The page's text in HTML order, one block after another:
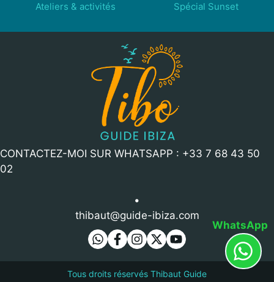
WhatsApp
Ateliers & activités
Spécial Sunset
CONTACTEZ-MOI SUR WHATSAPP : +33 7 68 43 50
02
•
thibaut@guide-ibiza.com
Tous droits réservés Thibaut Guide